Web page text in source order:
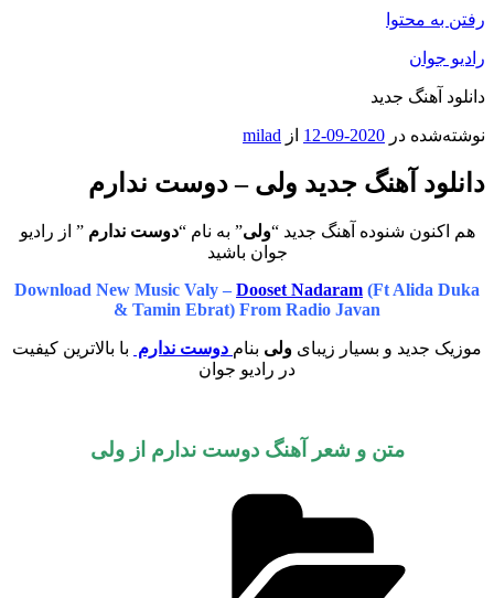
رفتن به محتوا
رادیو جوان
دانلود آهنگ جدید
نوشته‌شده در 2020-09-12 از milad
دانلود آهنگ جدید ولی – دوست ندارم
هم اکنون شنوده آهنگ جدید “ولی” به نام “دوست ندارم” از رادیو
جوان باشید
Download New Music Valy – Dooset Nadaram (Ft Alida Duka
& Tamin Ebrat) From Radio Javan
موزیک جدید و بسیار زیبای ولی بنام دوست ندارم با بالاترین کیفیت
در رادیو جوان
متن و شعر آهنگ دوست ندارم از ولی